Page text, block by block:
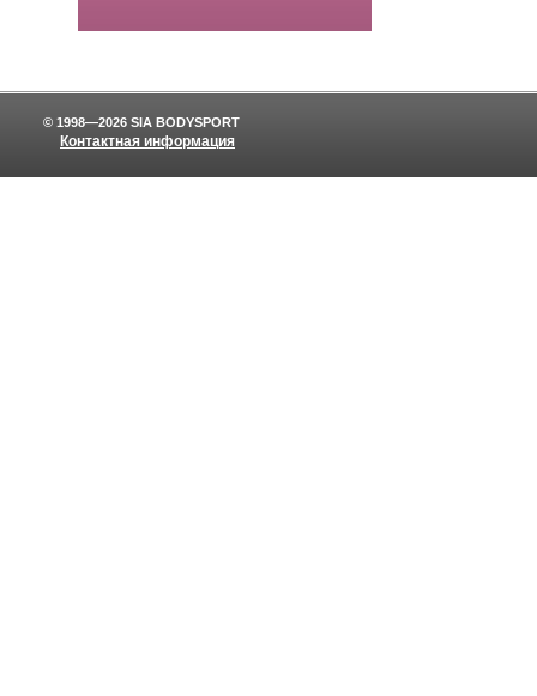
Контактная информация
© 1998—2026 SIA BODYSPORT